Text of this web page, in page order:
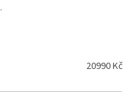
20990Kč